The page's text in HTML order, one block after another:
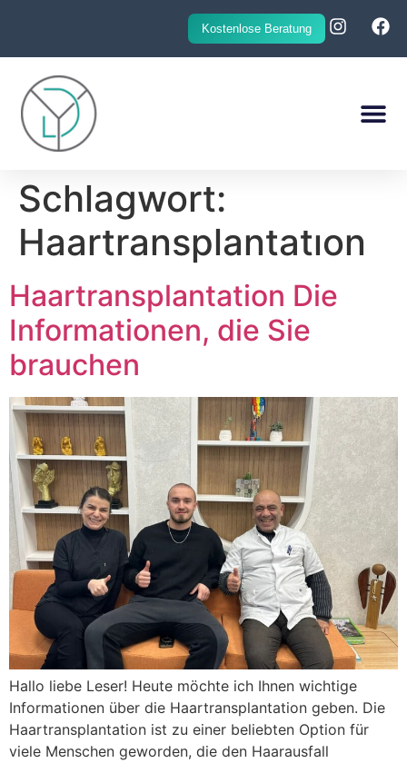
Kostenlose Beratung
Schlagwort:
Haartransplantatıon
Haartransplantation Die
Informationen, die Sie
brauchen
Hallo liebe Leser! Heute möchte ich Ihnen wichtige
Informationen über die Haartransplantation geben. Die
Haartransplantation ist zu einer beliebten Option für
viele Menschen geworden, die den Haarausfall